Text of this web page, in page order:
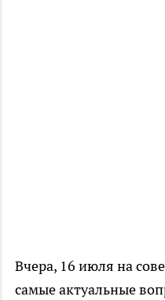
Вчера, 16 июля на
самые актуальные